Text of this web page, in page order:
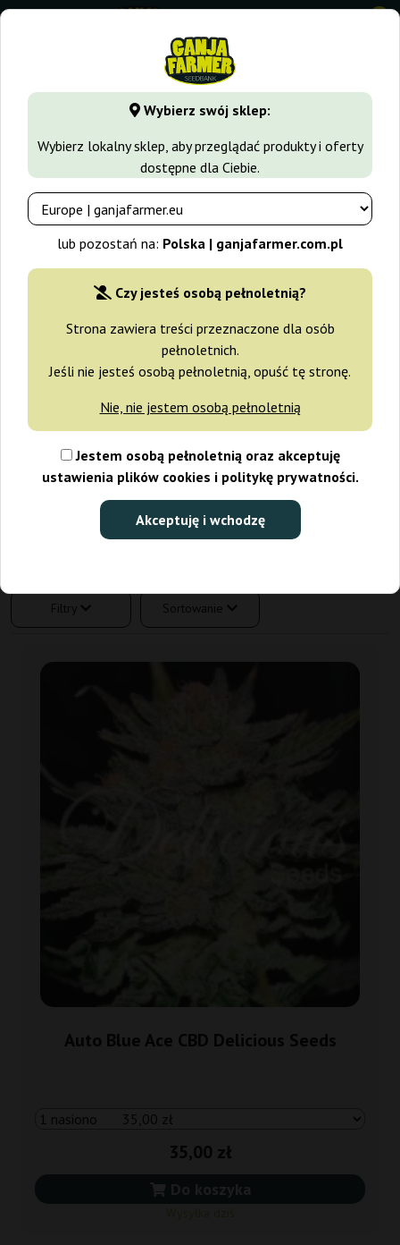
⭐ -40% Odmiany szybko rosnące ⭐
⏰ 2 dni 08:18:00
Wybierz swój sklep:
Wybierz lokalny sklep, aby przeglądać produkty i oferty
dostępne dla Ciebie.
lub pozostań na: Polska | ganjafarmer.com.pl
Czy jesteś osobą pełnoletnią?
Strona zawiera treści przeznaczone dla osób
pełnoletnich.
Jeśli nie jesteś osobą pełnoletnią, opuść tę stronę.
Nie, nie jestem osobą pełnoletnią
Jestem osobą pełnoletnią oraz akceptuję
ustawienia plików cookies i politykę prywatności.
Akceptuję i wchodzę
0
GanjaFarmer.com.pl Seedbanki Delicious Seeds
Nasiona Marihuany Delicious
Seeds
Delicious Seeds - producent nasion
marihuany
Kolekcjonerzy nasion marihuany, którzy regularnie kupują
nasion z niesamowitą ofertą. Istnieją setki różnych odmian, a
prawie każda z nich ma swoich fanów, którzy doceniają ich
wyjątkowe właściwości. Jednak są też hodowcy, którzy
wyróżniają się na tle innych, na przykład jakością oferowanych
produktów. A jednym z nich jest zdecydowanieDelicious
, które od samego początku swojego istnienia na rynku
zwracało uwagę kolekcjonerów.
Filtry Sortowanie
Auto Blue Ace CBD Delicious Seeds
35,00 zł
Do koszyka